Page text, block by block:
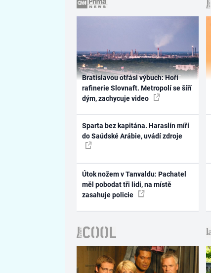
Bratislavou otřásl výbuch: Hoří
rafinerie Slovnaft. Metropolí se šíří
dým, zachycuje video
Sparta bez kapitána. Haraslín míří
do Saúdské Arábie, uvádí zdroje
Útok nožem v Tanvaldu: Pachatel
měl pobodat tři lidi, na místě
zasahuje policie